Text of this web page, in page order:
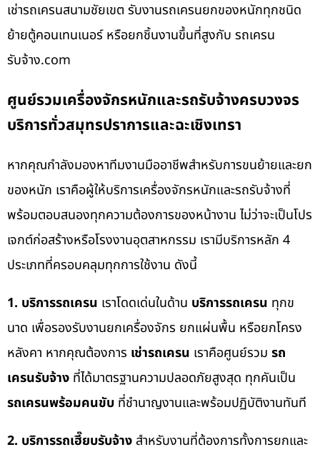
เช่ารถเครนสนามชัยเขต รับงานรถเครนยกของหนักทุกชนิด
ย้ายตู้คอนเทนเนอร์ หรือยกชิ้นงานขึ้นที่สูงกับ รถเครน
รับจ้าง.com
ศูนย์รวมเครื่องจักรหนักและรถรับจ้างครบวงจร
บริการทั่วสมุทรปราการและฉะเชิงเทรา
หากคุณกำลังมองหาทีมงานมืออาชีพสำหรับการขนย้ายและยก
ของหนัก เราคือผู้ให้บริการเครื่องจักรหนักและรถรับจ้างที่
พร้อมตอบสนองทุกความต้องการของหน้างาน ไม่ว่าจะเป็นโปร
เจกต์ก่อสร้างหรือโรงงานอุตสาหกรรม เรามีบริการหลัก 4
ประเภทที่ครอบคลุมทุกการใช้งาน ดังนี้
1. บริการรถเครน เราโดดเด่นในด้าน บริการรถเครน ทุกข
นาด เพื่อรองรับงานยกเครื่องจักร ยกแผ่นพื้น หรือยกโครง
หลังคา หากคุณต้องการ เช่ารถเครน เราคือศูนย์รวม รถ
เครนรับจ้าง ที่ได้มาตรฐานความปลอดภัยสูงสุด ทุกคันเป็น
รถเครนพร้อมคนขับ ที่ชำนาญงานและพร้อมปฏิบัติงานทันที
2. บริการรถเฮี๊ยบรับจ้าง สำหรับงานที่ต้องการทั้งการยกและ